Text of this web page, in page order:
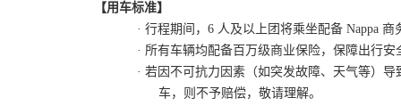
【用车标准】
· 行程期间，6 人及以上团将乘坐配备 Nappa 商
· 所有车辆均配备百万级商业保险，保障出行安
· 若因不可抗力因素（如突发故障、天气等）导
车，则不予赔偿，敬请理解。